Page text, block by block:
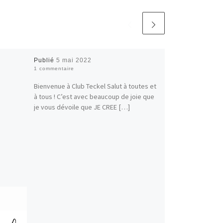
Publié 5 mai 2022
1 commentaire
Bienvenue à Club Teckel Salut à toutes et
à tous ! C’est avec beaucoup de joie que
je vous dévoile que JE CREE […]